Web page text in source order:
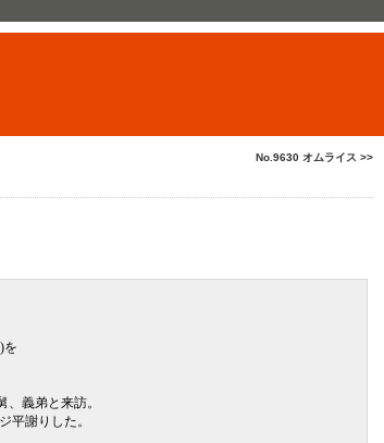
No.9630 オムライス >>
を
義弟と来訪。
平謝りした。